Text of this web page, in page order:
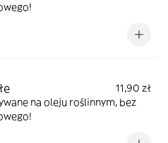
11,90 zł
na oleju roślinnym, bez